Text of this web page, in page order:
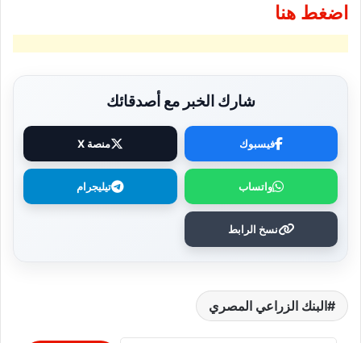
اضغط هنا
شارك الخبر مع أصدقائك
فيسبوك منصة X
واتساب تيليجرام
نسخ الرابط
البنك الزراعي المصري